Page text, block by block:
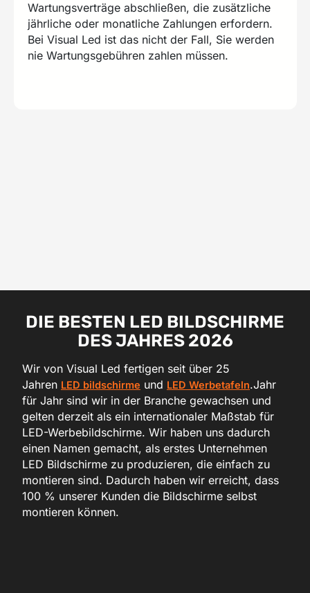
Wartungsverträge abschließen, die zusätzliche
jährliche oder monatliche Zahlungen erfordern.
Bei Visual Led ist das nicht der Fall, Sie werden
nie Wartungsgebühren zahlen müssen.
DIE BESTEN LED BILDSCHIRME
DES JAHRES 2026
Wir von Visual Led fertigen seit über 25
Jahren LED bildschirme und LED Werbetafeln.Jahr
für Jahr sind wir in der Branche gewachsen und
gelten derzeit als ein internationaler Maßstab für
LED-Werbebildschirme. Wir haben uns dadurch
einen Namen gemacht, als erstes Unternehmen
LED Bildschirme zu produzieren, die einfach zu
montieren sind. Dadurch haben wir erreicht, dass
100 % unserer Kunden die Bildschirme selbst
montieren können.